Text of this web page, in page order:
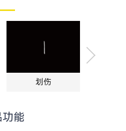
划伤
能